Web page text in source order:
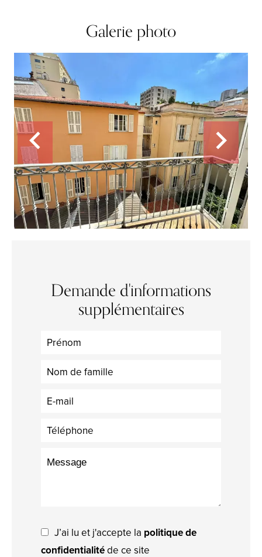
Galerie photo
Demande d'informations
supplémentaires
J’ai lu et j'accepte la politique de
confidentialitéde ce site